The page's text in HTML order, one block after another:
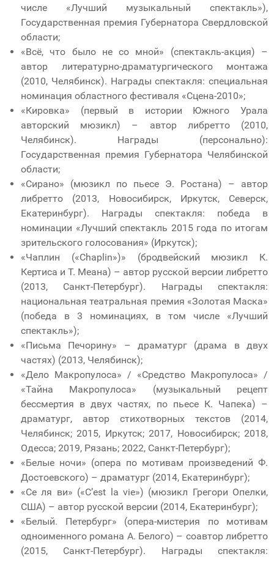
числе «Лучший музыкальный спектакль»),
Государственная премия Губернатора Свердловской
области;
«Всё, что было не со мной» (спектакль-акция) –
автор литературно-драматургического монтажа
(2010, Челябинск). Награды спектакля: специальная
номинация областного фестиваля «Сцена-2010»;
«Кировка» (первый в истории Южного Урала
авторский мюзикл) – автор либретто (2010,
Челябинск). Награды (персонально):
Государственная премия Губернатора Челябинской
области;
«Сирано» (мюзикл по пьесе Э. Ростана) – автор
либретто (2013, Новосибирск, Иркутск, Северск,
Екатеринбург). Награды спектакля: победа в
номинации «Лучший спектакль 2015 года по итогам
зрительского голосования» (Иркутск);
«Чаплин («Chaplin»)» (бродвейский мюзикл К.
Кертиса и Т. Меана) – автор русской версии либретто
(2013, Санкт-Петербург). Награды спектакля:
национальная театральная премия «Золотая Маска»
(победа в 3 номинациях, в том числе «Лучший
спектакль»);
«Письма Печорину» – драматург (драма в двух
частях) (2013, Челябинск);
«Дело Макропулоса» / «Средство Макропулоса» /
«Тайна Макропулоса» (музыкальный рецепт
бессмертия в двух частях, по пьесе К. Чапека) –
драматург, автор стихотворных текстов (2014,
Челябинск; 2015, Иркутск; 2017, Новосибирск; 2018,
Одесса; 2019, Рязань; 2022, Санкт-Петербург);
«Белые ночи» (опера по мотивам произведений Ф.
Достоевского) – драматург (2014, Екатеринбург);
«Се ля ви» («C’est la vie») (мюзикл Грегори Опелки,
США) – автор русской версии (2014, Екатеринбург);
«Белый. Петербург» (опера-мистерия по мотивам
одноименного романа А. Белого) – соавтор либретто
(2015, Санкт-Петербург). Награды спектакля: